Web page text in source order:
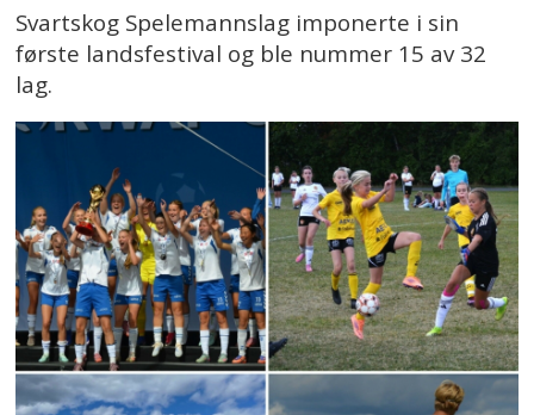
Svartskog Spelemannslag imponerte i sin
første landsfestival og ble nummer 15 av 32
lag.